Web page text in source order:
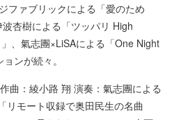
ファブリックによる「愛のため
杏樹による「ツッパリ High
、氣志團×LiSAによる「One Night
ンが続々。
曲：綾小路 翔 演奏：氣志團による
リモート収録で奥田民生の名曲